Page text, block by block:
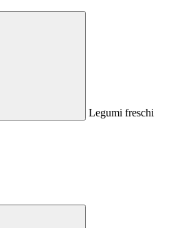
Legumi freschi